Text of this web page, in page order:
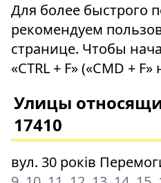
Для более быстрого
рекомендуем
странице. Чтобы
«CTRL + F» («CMD +
Улицы
17410
вул. 30 років